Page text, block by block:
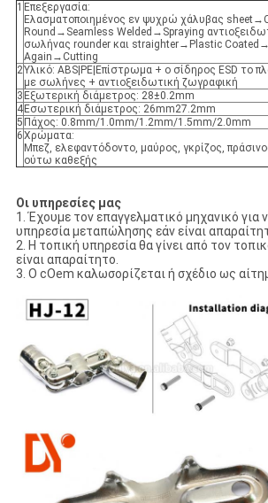
1 Επεξεργασία:
Ελασματοποιημένος εν ψυχρώ χάλυβας
Round→Seamless Welded→Spraying
σωλήνας rounder και straighter→Plastic
Again→Cutting
2Υλικό: ABS|PE|Επίστρωμα + ο σίδηρος ESD το
με σωλήνες + αντιοξειδωτική ζωγραφική
3 Εξωτερική διάμετρος: 28±0.2mm
4 Εσωτερική διάμετρος: 26mm27.2mm
5 Πάχος: 0.8mm/1.0mm/1.2mm/1.5mm/2.0mm
6Χρώματα:
Μπεζ, ελεφαντόδοντο, μαύρος, γκρίζος,
ούτω καθεξής
Οι υπηρεσίες μας
1. Έχουμε τον επαγγελματικό μηχανικό για
υπηρεσία μεταπώλησης εάν είναι
2. Η τοπική υπηρεσία θα γίνει από τον
είναι απαραίτητο.
3. Ο cOem καλωσορίζεται ή σχέδιο ως